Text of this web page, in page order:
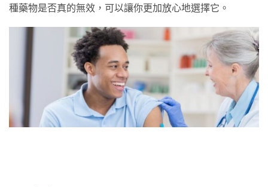
種藥物是否真的無效，可以讓你更加放心地選擇它。